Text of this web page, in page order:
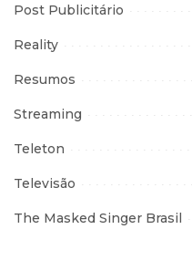
Post Publicitário
Reality
Resumos
Streaming
Teleton
Televisão
The Masked Singer Brasil